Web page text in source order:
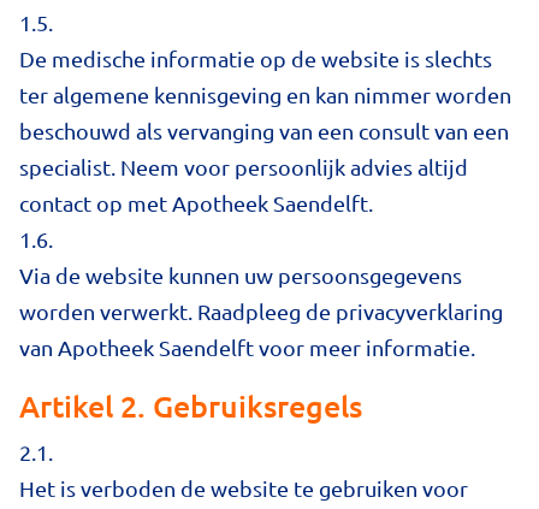
1.5.
De medische informatie op de website is slechts
ter algemene kennisgeving en kan nimmer worden
beschouwd als vervanging van een consult van een
specialist. Neem voor persoonlijk advies altijd
contact op met Apotheek Saendelft.
1.6.
Via de website kunnen uw persoonsgegevens
worden verwerkt. Raadpleeg de privacyverklaring
van Apotheek Saendelft voor meer informatie.
Artikel 2. Gebruiksregels
2.1.
Het is verboden de website te gebruiken voor